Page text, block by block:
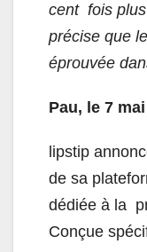
cent fois
précise que
éprouvée
Pau, le 7
lipstip
de sa
dédiée à la
Conçue